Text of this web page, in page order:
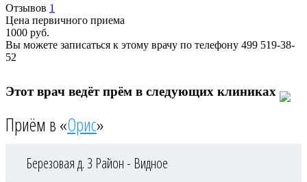
Отзывов 1
Цена первичного приема
1000 руб.
Вы можете записаться к этому врачу по телефону 499 519-38-
52
Этот врач ведёт прём в следующих клиниках
Приём в «Орис»
Березовая д. 3 Район - Видное